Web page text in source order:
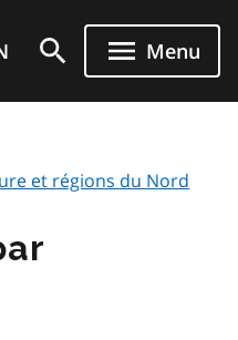
Menu
et régions du Nord